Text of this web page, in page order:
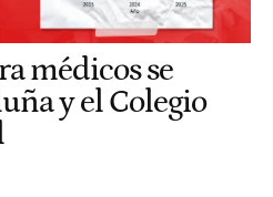
médicos se
y el Colegio